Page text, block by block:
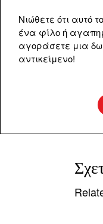
Νιώθετε ότι αυτό
ένα φίλο ή
αγοράσετε μια
αντικείμενο!